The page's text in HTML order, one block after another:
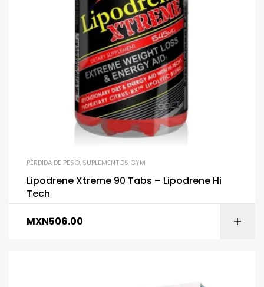
PÉRDIDA DE PESO, SUPLEMENTOS GYM
Lipodrene Xtreme 90 Tabs – Lipodrene Hi
Tech
MXN506.00